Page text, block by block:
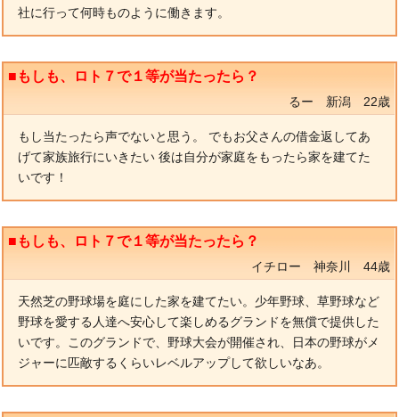
社に行って何時ものように働きます。
■もしも、ロト７で１等が当たったら？
るー 新潟 22歳
もし当たったら声でないと思う。 でもお父さんの借金返してあ
げて家族旅行にいきたい 後は自分が家庭をもったら家を建てた
いです！
■もしも、ロト７で１等が当たったら？
イチロー 神奈川 44歳
天然芝の野球場を庭にした家を建てたい。少年野球、草野球など
野球を愛する人達へ安心して楽しめるグランドを無償で提供した
いです。このグランドで、野球大会が開催され、日本の野球がメ
ジャーに匹敵するくらいレベルアップして欲しいなあ。